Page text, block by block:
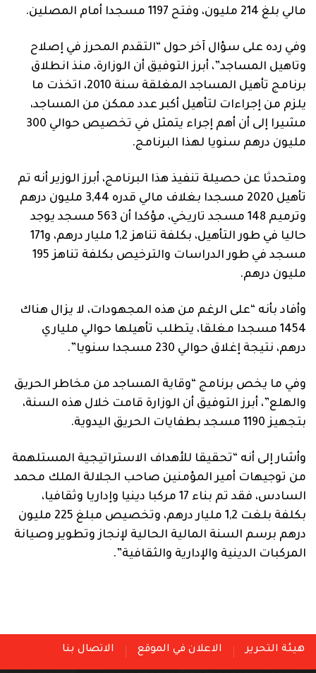
مالي بلغ 214 مليون، وفتح 1197 مسجدا أمام المصلين.
وفي رده على سؤال آخر حول “التقدم المحرز في إصلاح
وتاهيل المساجد”، أبرز التوفيق أن الوزارة، منذ انطلاق
برنامج تأهيل المساجد المغلقة سنة 2010، اتخذت ما
يلزم من إجراءات لتأهيل أكبر عدد ممكن من المساجد،
مشيرا إلى أن أهم إجراء يتمثل في تخصيص حوالي 300
مليون درهم سنويا لهذا البرنامج.
ومتحدثا عن حصيلة تنفيذ هذا البرنامج، أبرز الوزير أنه تم
تأهيل 2020 مسجدا بغلاف مالي قدره 3,44 مليون درهم
وترميم 148 مسجد تاريخي، مؤكدا أن 563 مسجد يوجد
حاليا في طور التأهيل، بكلفة تناهز 1,2 مليار درهم، و171
مسجد في طور الدراسات والترخيص بكلفة تناهز 195
مليون درهم.
وأفاد بأنه “على الرغم من هذه المجهودات، لا يزال هناك
1454 مسجدا مغلقا، يتطلب تأهيلها حوالي ملياري
درهم، نتيجة إغلاق حوالي 230 مسجدا سنويا”.
وفي ما يخص برنامج “وقاية المساجد من مخاطر الحريق
والهلع”، أبرز التوفيق أن الوزارة قامت خلال هذه السنة،
بتجهيز 1190 مسجد بطفايات الحريق اليدوية.
وأشار إلى أنه “تحقيقا للأهداف الاستراتيجية المستلهمة
من توجيهات أمير المؤمنين صاحب الجلالة الملك محمد
السادس، فقد تم بناء 17 مركبا دينيا وإداريا وثقافيا،
بكلفة بلغت 1,2 مليار درهم، وتخصيص مبلغ 225 مليون
درهم برسم السنة المالية الحالية لإنجاز وتطوير وصيانة
المركبات الدينية والإدارية والثقافية”.
هيئة التحرير الاعلان في الموقع الاتصال بنا